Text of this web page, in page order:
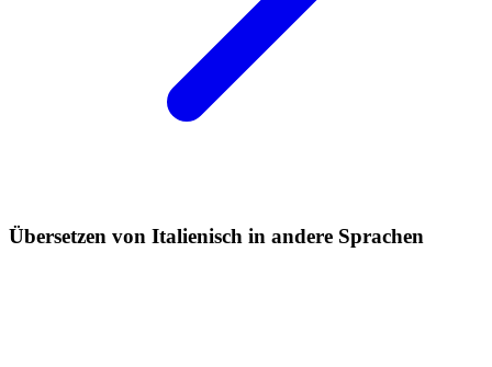
Übersetzen von Italienisch in andere Sprachen